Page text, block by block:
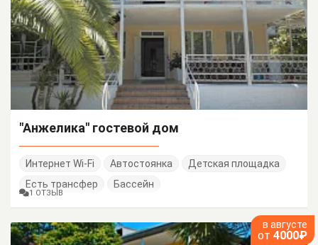
"Анжелика" гостевой дом
Интернет Wi-Fi Автостоянка
Детская площадка
Есть трансфер
Бассейн
1 ОТЗЫВ
в августе
от 4000₽